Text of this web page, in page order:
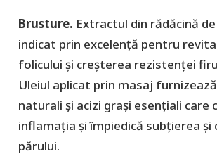
Brusture. Extractul din rădăcină
indicat prin excelență pentru
folicului și creșterea rezistenței
Uleiul aplicat prin masaj
naturali și acizi grași esențiali care
inflamația și împiedică subțierea și
părului.